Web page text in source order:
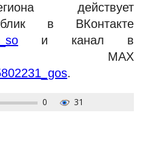
действует
в ВКонтакте
и канал в
MAX
.
0
31